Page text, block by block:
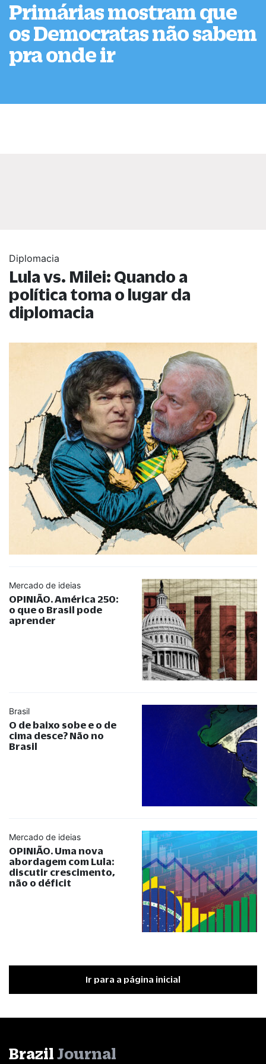
Primárias mostram que
os Democratas não sabem
pra onde ir
Diplomacia
Lula vs. Milei: Quando a
política toma o lugar da
diplomacia
Mercado de ideias
OPINIÃO. América 250:
o que o Brasil pode
aprender
Brasil
O de baixo sobe e o de
cima desce? Não no
Brasil
Mercado de ideias
OPINIÃO. Uma nova
abordagem com Lula:
discutir crescimento,
não o déficit
Ir para a página inicial
Brazil Journal